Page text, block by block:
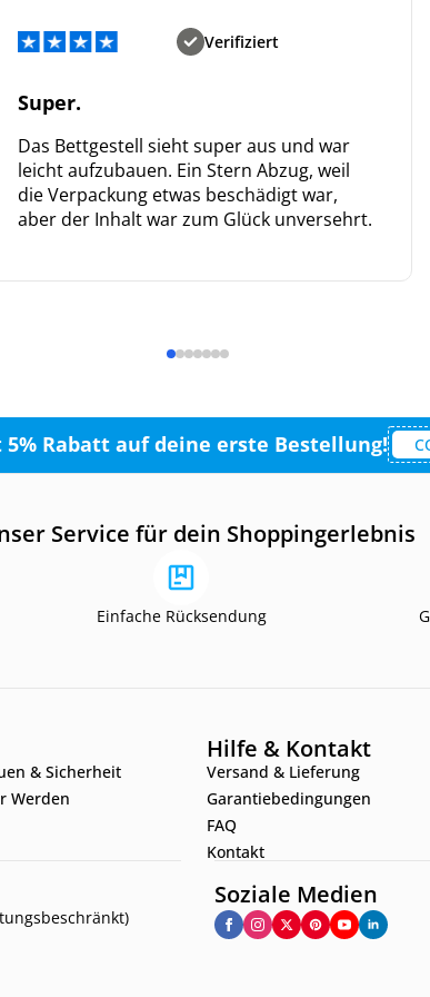
Verifiziert
Super.
Das Bettgestell sieht super aus und war
leicht aufzubauen. Ein Stern Abzug, weil
die Verpackung etwas beschädigt war,
aber der Inhalt war zum Glück unversehrt.
Rabatt auf deine erste Bestellung!
Service für dein Shoppingerlebnis
Einfache Rücksendung
& Sicherheit
Werden
Hilfe & Kontakt
Versand & Lieferung
Garantiebedingungen
FAQ
Kontakt
Soziale Medien